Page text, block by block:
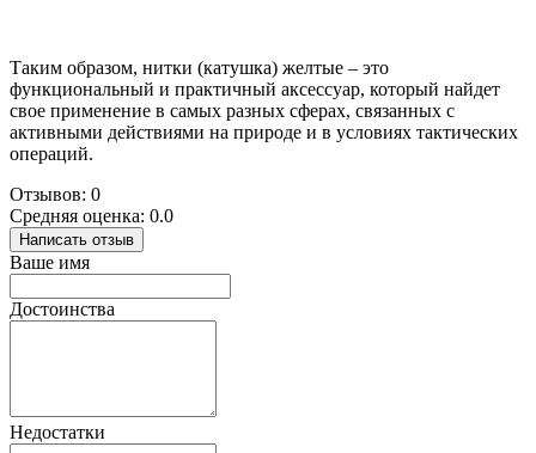
Таким образом, нитки (катушка) желтые – это
функциональный и практичный аксессуар, который найдет
свое применение в самых разных сферах, связанных с
активными действиями на природе и в условиях тактических
операций.
Отзывов: 0
Средняя оценка: 0.0
Написать отзыв
Ваше имя
Достоинства
Недостатки